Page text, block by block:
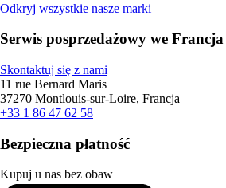
Odkryj wszystkie nasze marki
Serwis posprzedażowy we Francja
Skontaktuj się z nami
11 rue Bernard Maris
37270 Montlouis-sur-Loire, Francja
+33 1 86 47 62 58
Bezpieczna płatność
Kupuj u nas bez obaw